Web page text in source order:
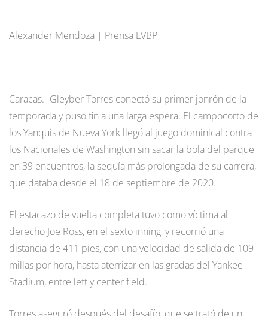
Alexander Mendoza | Prensa LVBP
Caracas.- Gleyber Torres conectó su primer jonrón de la
temporada y puso fin a una larga espera. El campocorto de
los Yanquis de Nueva York llegó al juego dominical contra
los Nacionales de Washington sin sacar la bola del parque
en 39 encuentros, la sequía más prolongada de su carrera,
que databa desde el 18 de septiembre de 2020.
El estacazo de vuelta completa tuvo como víctima al
derecho Joe Ross, en el sexto inning, y recorrió una
distancia de 411 pies, con una velocidad de salida de 109
millas por hora, hasta aterrizar en las gradas del Yankee
Stadium, entre left y center field.